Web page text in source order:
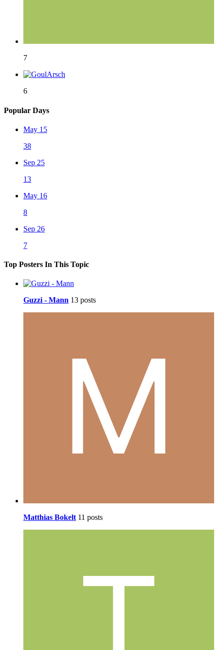
7
6
Popular Days
May 15
38
Sep 25
13
May 16
8
Sep 26
7
Top Posters In This Topic
Guzzi - Mann 13 posts
Matthias Bokelt 11 posts